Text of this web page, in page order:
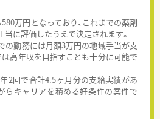
万円となっており、これまでの薬剤
に評価したうえで決定されます。
勤務には月額3万円の地域手当が支
高年収を目指すことも十分に可能で
2回で合計4.5ヶ月分の支給実績があ
らキャリアを積める好条件の案件で